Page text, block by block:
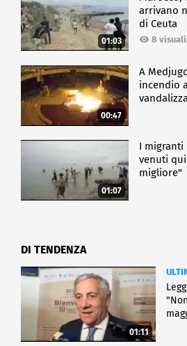
01:03
arrivano
di Ceuta
8
00:47
A
incendio
01:07
I migranti
venuti
migliore"
DI TENDENZA
01:11